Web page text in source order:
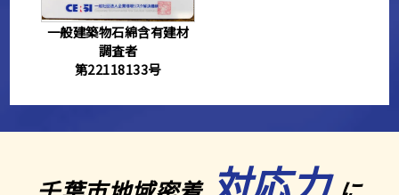
一般建築物石綿含有建材
調査者
第22118133号
千葉市地域密着 対応力